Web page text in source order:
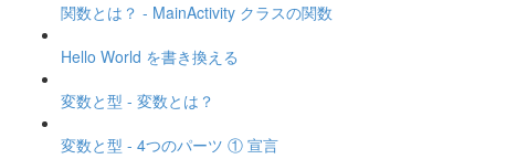
関数とは？ - MainActivity クラスの関数
Hello World を書き換える
変数と型 - 変数とは？
変数と型 - 4つのパーツ ① 宣言